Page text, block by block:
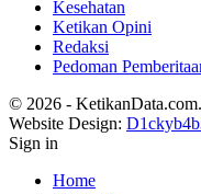
Kesehatan
Ketikan Opini
Redaksi
Pedoman
© 2026 -
Website Design:
Sign in
Home